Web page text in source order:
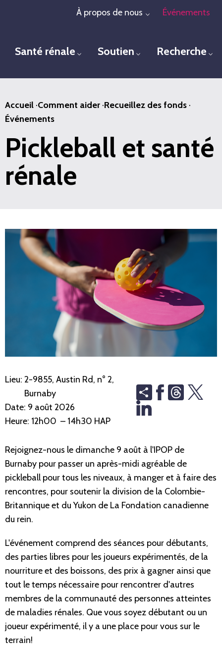
principal
À propos de nous Toggle menu
Événements
Santé rénale Toggle menu
Soutien Toggle menu
Recherche
Accueil ·Comment aider ·Recueillez des fonds ·
Événements
Pickleball et santé
rénale
Lieu: 2-9855, Austin Rd, n° 2,
Burnaby
Date: 9 août 2026
Heure: 12h00 – 14h30 HAP
Share Threads
Rejoignez-nous le dimanche 9 août à l'IPOP de
Burnaby pour passer un après-midi agréable de
pickleball pour tous les niveaux, à manger et à faire des
rencontres, pour soutenir la division de la Colombie-
Britannique et du Yukon de La Fondation canadienne
du rein.
L'événement comprend des séances pour débutants,
des parties libres pour les joueurs expérimentés, de la
nourriture et des boissons, des prix à gagner ainsi que
tout le temps nécessaire pour rencontrer d'autres
membres de la communauté des personnes atteintes
de maladies rénales. Que vous soyez débutant ou un
joueur expérimenté, il y a une place pour vous sur le
terrain!